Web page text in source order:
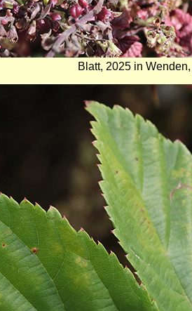
Blatt, 2025 in